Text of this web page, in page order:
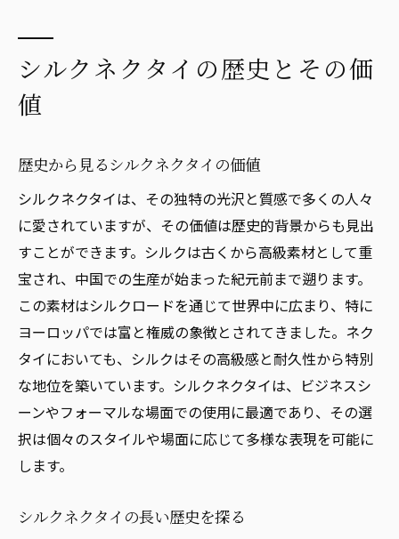
シルクネクタイの歴史とその価
値
歴史から見るシルクネクタイの価値
シルクネクタイは、その独特の光沢と質感で多くの人々
に愛されていますが、その価値は歴史的背景からも見出
すことができます。シルクは古くから高級素材として重
宝され、中国での生産が始まった紀元前まで遡ります。
この素材はシルクロードを通じて世界中に広まり、特に
ヨーロッパでは富と権威の象徴とされてきました。ネク
タイにおいても、シルクはその高級感と耐久性から特別
な地位を築いています。シルクネクタイは、ビジネスシ
ーンやフォーマルな場面での使用に最適であり、その選
択は個々のスタイルや場面に応じて多様な表現を可能に
します。
シルクネクタイの長い歴史を探る